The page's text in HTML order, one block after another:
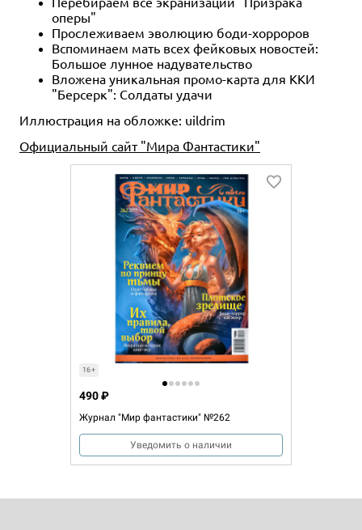
оперы"
Прослеживаем эволюцию боди-хорроров
Вспоминаем мать всех фейковых новостей:
Большое лунное надувательство
Вложена уникальная промо-карта для ККИ
"Берсерк": Солдаты удачи
Иллюстрация на обложке: uildrim
Официальный сайт "Мира Фантастики"
16+
Журнал "Мир фантастики" №262
490 ₽
Уведомить о наличии